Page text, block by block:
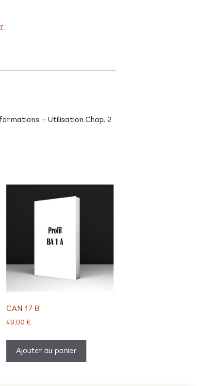
– Utilisation Chap. 2
CAN 17 B
49,00 €
Ajouter au panier